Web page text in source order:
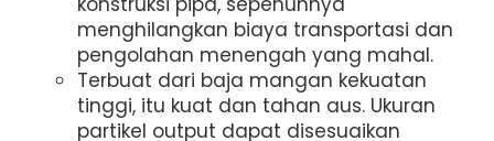
menghilangkan biaya transportasi dan
pengolahan menengah yang mahal.
Terbuat dari baja mangan kekuatan
tinggi, itu kuat dan tahan aus. Ukuran
partikel output dapat disesuaikan